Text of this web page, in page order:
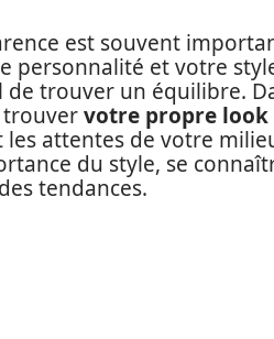
est souvent
personnalité et votre
trouver un équilibre.
trouvervotre propre look
attentes de votre
du style, se
tendances.